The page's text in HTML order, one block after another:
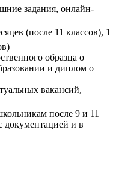
задания, онлайн-
(после 11 классов), 1
образца о
и диплом о
вакансий,
после 9 и 11
документацией и в